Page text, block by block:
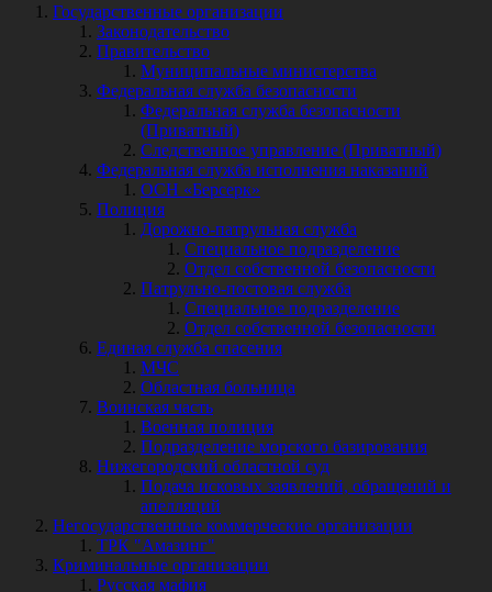
Государственные организации
Законодательство
Правительство
Муниципальные министерства
Федеральная служба безопасности
Федеральная служба безопасности
(Приватный)
Следственное управление (Приватный)
Федеральная служба исполнения наказаний
ОСН «Берсерк»
Полиция
Дорожно-патрульная служба
Специальное подразделение
Отдел собственной безопасности
Патрульно-постовая служба
Специальное подразделение
Отдел собственной безопасности
Единая служба спасения
МЧС
Областная больница
Воинская часть
Военная полиция
Подразделение морского базирования
Нижегородский областной суд
Подача исковых заявлений, обращений и
апелляций
Негосударственные коммерческие организации
ТРК "Амазинг"
Криминальные организации
Русская мафия